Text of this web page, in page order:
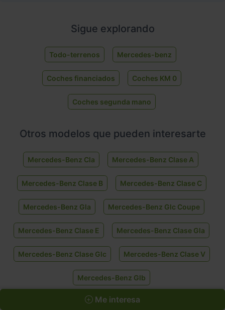
Sigue explorando
Todo-terrenos Mercedes-benz
Coches financiados Coches KM 0
Coches segunda mano
Otros modelos que pueden interesarte
Mercedes-Benz Cla Mercedes-Benz Clase A
Mercedes-Benz Clase B Mercedes-Benz Clase C
Mercedes-Benz Gla Mercedes-Benz Glc Coupe
Mercedes-Benz Clase E Mercedes-Benz Clase Gla
Mercedes-Benz Clase Glc Mercedes-Benz Clase V
Mercedes-Benz Glb
Me interesa